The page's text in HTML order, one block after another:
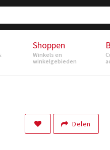
Shoppen
Winkels en
winkelgebieden
Delen